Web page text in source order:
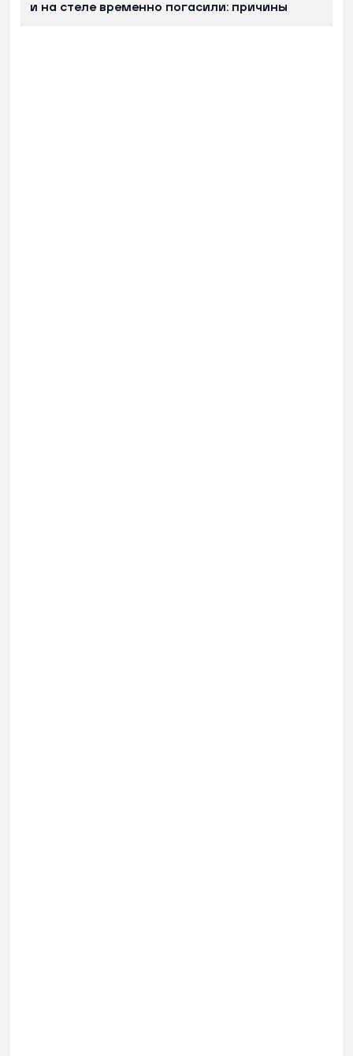
и на стеле временно погасили: причины